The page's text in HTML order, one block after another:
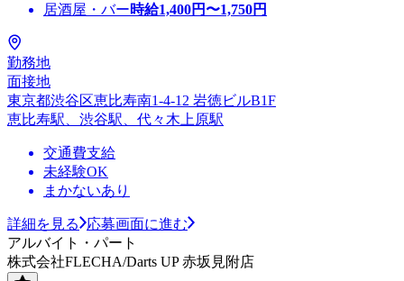
居酒屋・バー時給1,400円〜1,750円
勤務地
面接地
東京都渋谷区恵比寿南1-4-12 岩徳ビルB1F
恵比寿駅、渋谷駅、代々木上原駅
交通費支給
未経験OK
まかないあり
詳細を見る
応募画面に進む
アルバイト・パート
株式会社FLECHA/Darts UP 赤坂見附店